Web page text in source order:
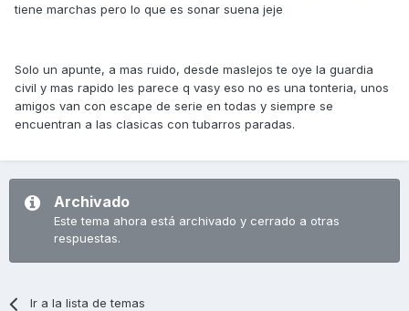
tiene marchas pero lo que es sonar suena jeje
Solo un apunte, a mas ruido, desde maslejos te oye la guardia
civil y mas rapido les parece q vasy eso no es una tonteria, unos
amigos van con escape de serie en todas y siempre se
encuentran a las clasicas con tubarros paradas.
Archivado
Este tema ahora está archivado y cerrado a otras
respuestas.
Ir a la lista de temas